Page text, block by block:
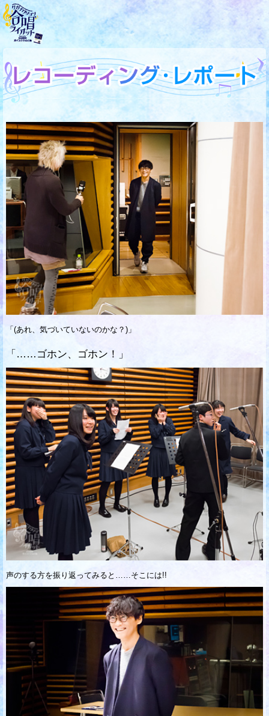
「(あれ、気づいていないのかな？)」
「……ゴホン、ゴホン！」
声のする方を振り返ってみると……そこには!!